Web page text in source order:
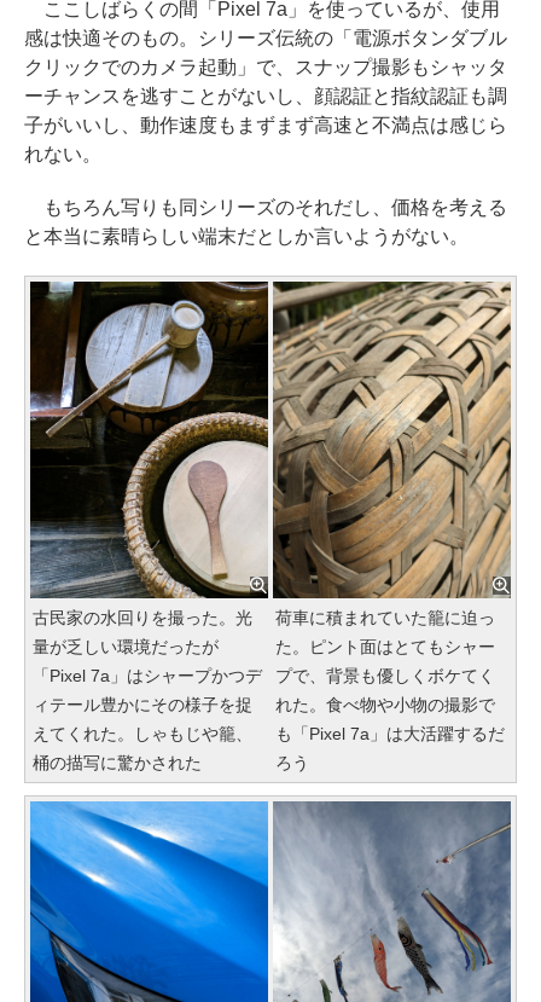
ここしばらくの間「Pixel 7a」を使っているが、使用
感は快適そのもの。シリーズ伝統の「電源ボタンダブル
クリックでのカメラ起動」で、スナップ撮影もシャッタ
ーチャンスを逃すことがないし、顔認証と指紋認証も調
子がいいし、動作速度もまずまず高速と不満点は感じら
れない。
もちろん写りも同シリーズのそれだし、価格を考える
と本当に素晴らしい端末だとしか言いようがない。
古民家の水回りを撮った。光
量が乏しい環境だったが
「Pixel 7a」はシャープかつデ
ィテール豊かにその様子を捉
えてくれた。しゃもじや籠、
桶の描写に驚かされた
荷車に積まれていた籠に迫っ
た。ピント面はとてもシャー
プで、背景も優しくボケてく
れた。食べ物や小物の撮影で
も「Pixel 7a」は大活躍するだ
ろう